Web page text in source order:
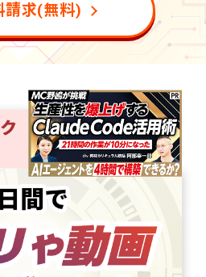
請求(無料)